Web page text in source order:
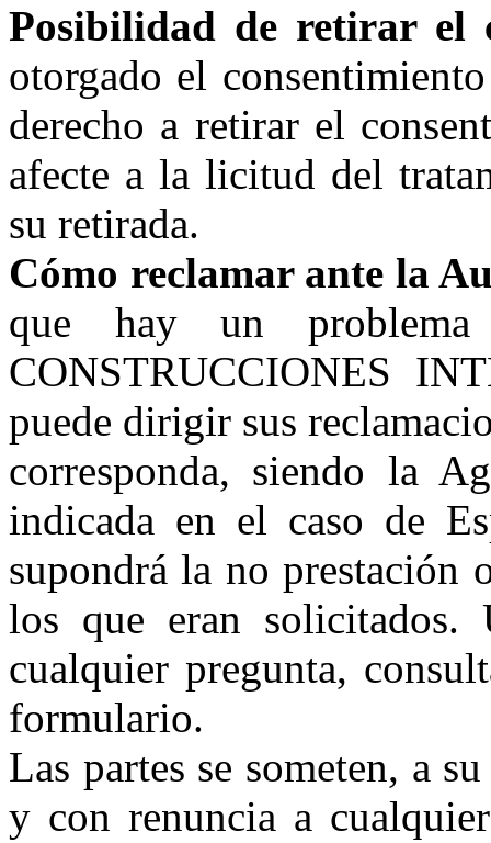
Posibilidad de retirar el
otorgado el
derecho a retirar el
afecte a la licitud del
su retirada.
Cómo reclamar ante la
que hay un
CONSTRUCCIONES
puede dirigir sus
corresponda, siendo la
indicada en el caso de
supondrá la no prestación
los que eran solicitados.
cualquier pregunta,
formulario.
Las partes se someten, a
y con renuncia a